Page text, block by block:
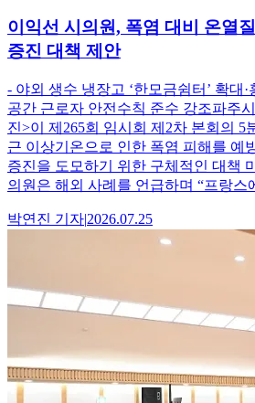
이익선 시의원, 폭염 대비 온열
증진 대책 제안
- 야외 생수 냉장고 ‘한모금쉼터’ 확대·
공간 근로자 안전수칙 준수 강조파주
진>이 제265회 임시회 제2차 본회의 5
근 이상기온으로 인한 폭염 피해를 예
증진을 도모하기 위한 구체적인 대책
의원은 해외 사례를 언급하며 “프랑스
박연진 기자|2026.07.25